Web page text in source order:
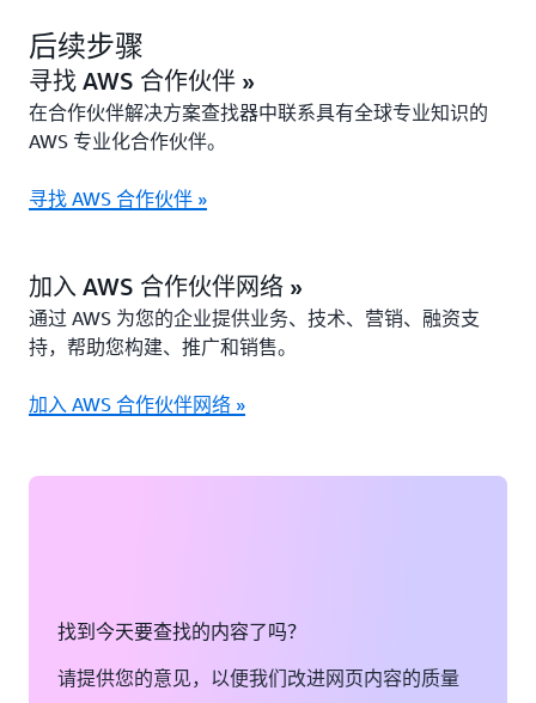
后续步骤
寻找 AWS 合作伙伴 »
在合作伙伴解决方案查找器中联系具有全球专业知识的
AWS 专业化合作伙伴。
寻找 AWS 合作伙伴 »
加入 AWS 合作伙伴网络 »
通过 AWS 为您的企业提供业务、技术、营销、融资支
持，帮助您构建、推广和销售。
加入 AWS 合作伙伴网络 »
找到今天要查找的内容了吗？
请提供您的意见，以便我们改进网页内容的质量